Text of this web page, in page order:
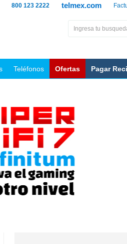
telmex.com
800 123 2222
Teléfonos Ofertas Pagar